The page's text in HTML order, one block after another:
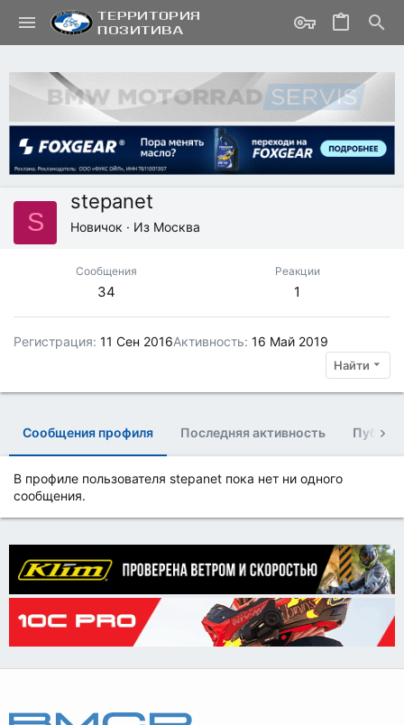
S
stepanet
Новичок · Из Москва
Сообщения
34
Реакции
1
Регистрация 11 Сен 2016Активность 16 Май 2019
Найти
Сообщения профиля Последняя активность
В профиле пользователя stepanet пока нет ни одного
сообщения.